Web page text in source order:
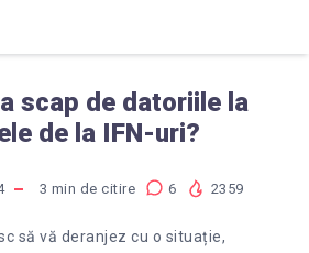
scap de datoriile la
de la IFN-uri?
3 min de citire 6 2359
să vă deranjez cu o situație,